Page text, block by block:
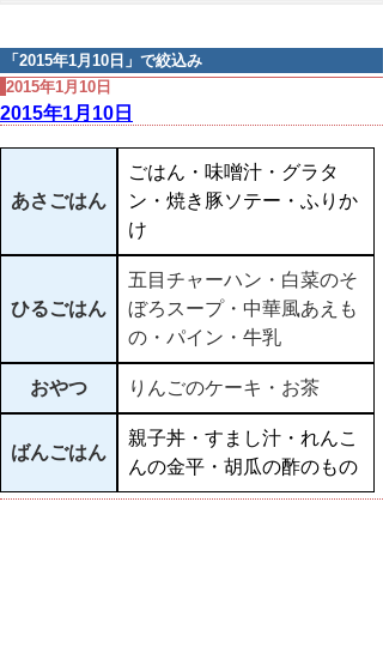
「 2015年1月10日 」で絞込み
2015年1月10日
2015年1月10日
あさごはん
ごはん・味噌汁・グラタ
ン・焼き豚ソテー・ふりか
け
ひるごはん
五目チャーハン・白菜のそ
ぼろスープ・中華風あえも
の・パイン・牛乳
おやつ りんごのケーキ・お茶
ばんごはん
親子丼・すまし汁・れんこ
んの金平・胡瓜の酢のもの